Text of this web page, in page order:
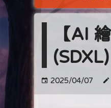
【AI
(SDXL)
2025/04/07